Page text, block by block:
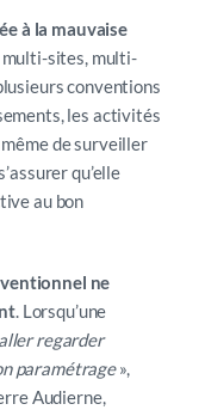
à la mauvaise
multi-sites, multi-
conventions
les activités
de surveiller
qu’elle
au bon
ne
. Lorsqu’une
aller regarder
paramétrage»,
Audierne,